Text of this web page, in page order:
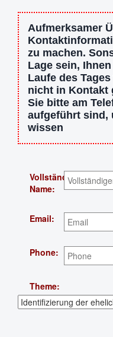
Aufmerksamer
zu machen.
Lage sein,
Laufe des
nicht in Kontakt
Sie bitte am
aufgeführt sind,
wissen
Vollständiger
Name:
Email:
Phone:
Theme: